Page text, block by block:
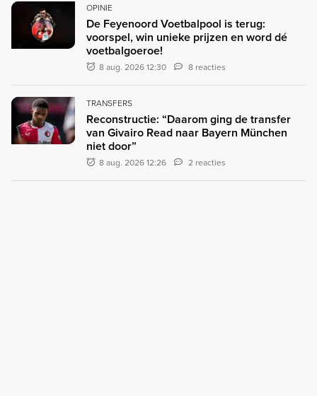
OPINIE
De Feyenoord Voetbalpool is terug:
voorspel, win unieke prijzen en word dé
voetbalgoeroe!
8 aug. 2026 12:30 8 reacties
TRANSFERS
Reconstructie: “Daarom ging de transfer
van Givairo Read naar Bayern München
niet door”
8 aug. 2026 12:26 2 reacties